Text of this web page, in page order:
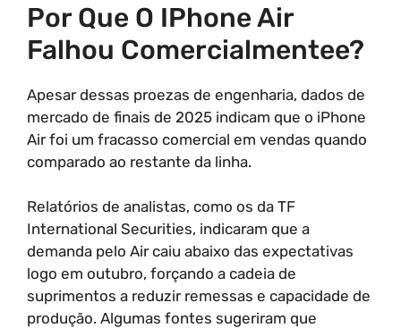
Por Que O IPhone Air
Falhou Comercialmentee?
Apesar dessas proezas de engenharia, dados de
mercado de finais de 2025 indicam que o iPhone
Air foi um fracasso comercial em vendas quando
comparado ao restante da linha.
Relatórios de analistas, como os da TF
International Securities, indicaram que a
demanda pelo Air caiu abaixo das expectativas
logo em outubro, forçando a cadeia de
suprimentos a reduzir remessas e capacidade de
produção. Algumas fontes sugeriram que